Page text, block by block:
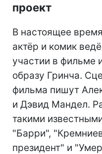
проект
В настоящее
актёр и комик
участии в фильме
образу Гринча.
фильма пишут
и Дэвид Мандел.
такими
"Барри",
президент" и